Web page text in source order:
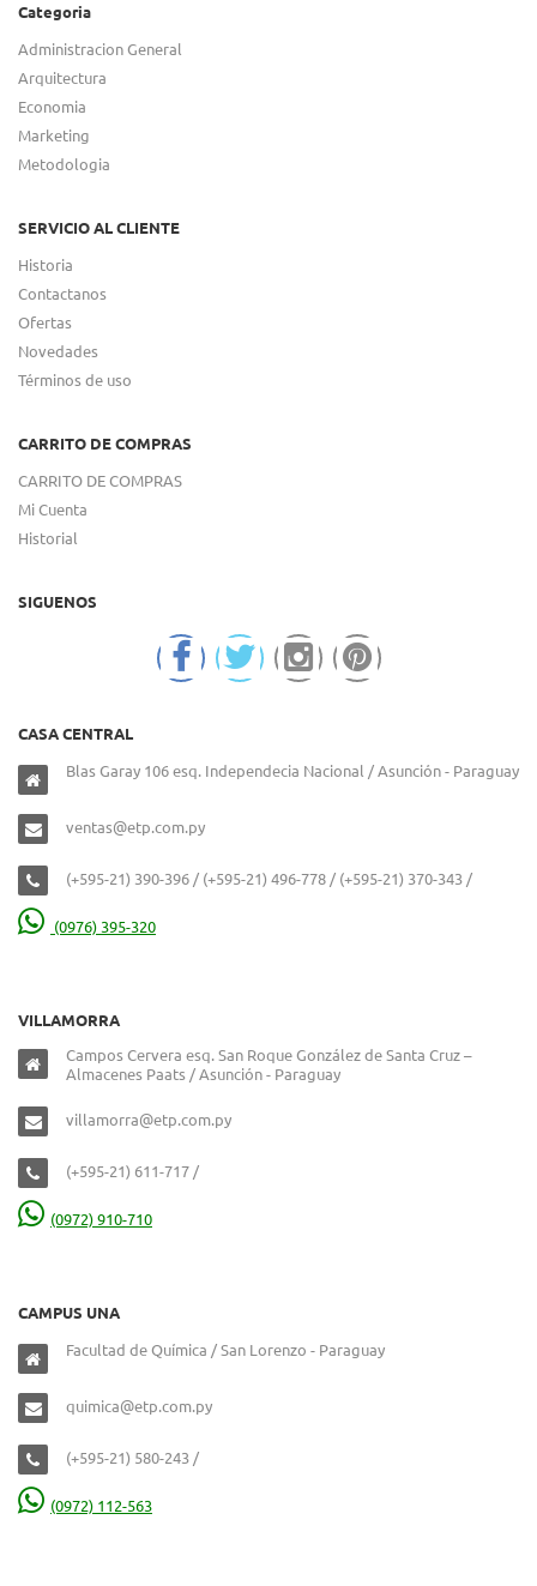
Categoria
Administracion General
Arquitectura
Economia
Marketing
Metodologia
SERVICIO AL CLIENTE
Historia
Contactanos
Ofertas
Novedades
Términos de uso
CARRITO DE COMPRAS
CARRITO DE COMPRAS
Mi Cuenta
Historial
SIGUENOS
CASA CENTRAL
Blas Garay 106 esq. Independecia Nacional / Asunción - Paraguay
ventas@etp.com.py
(+595-21) 390-396 / (+595-21) 496-778 / (+595-21) 370-343 /
(0976) 395-320
VILLAMORRA
Campos Cervera esq. San Roque González de Santa Cruz –
Almacenes Paats / Asunción - Paraguay
villamorra@etp.com.py
(+595-21) 611-717 /
(0972) 910-710
CAMPUS UNA
Facultad de Química / San Lorenzo - Paraguay
quimica@etp.com.py
(+595-21) 580-243 /
(0972) 112-563